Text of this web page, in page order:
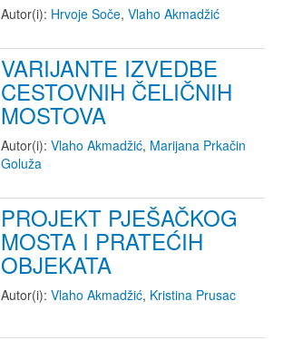
Autor(i): Hrvoje Soče, Vlaho Akmadžić
VARIJANTE IZVEDBE
CESTOVNIH ČELIČNIH
MOSTOVA
Autor(i): Vlaho Akmadžić, Marijana Prkačin
Goluža
PROJEKT PJEŠAČKOG
MOSTA I PRATEĆIH
OBJEKATA
Autor(i): Vlaho Akmadžić, Kristina Prusac